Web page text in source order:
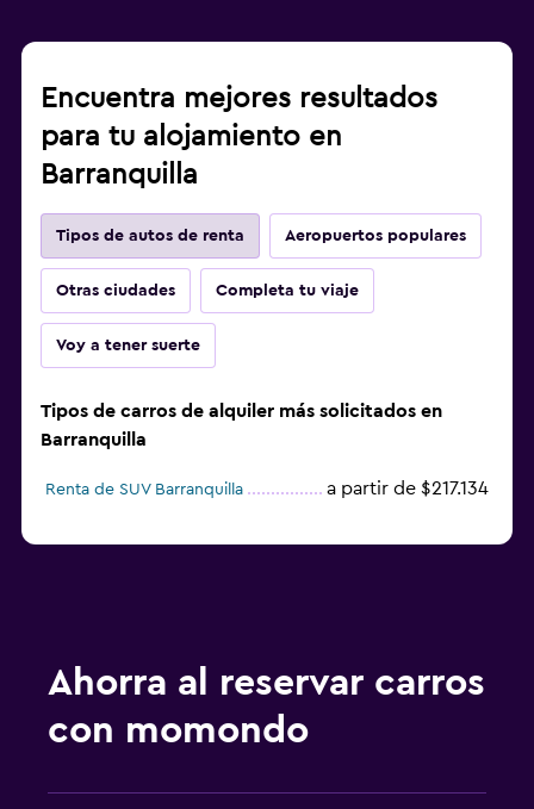
Encuentra mejores resultados
para tu alojamiento en
Barranquilla
Tipos de autos de renta Aeropuertos populares
Otras ciudades Completa tu viaje
Voy a tener suerte
Tipos de carros de alquiler más solicitados en
Barranquilla
Renta de SUV Barranquilla a partir de $217.134
Ahorra al reservar carros
con momondo